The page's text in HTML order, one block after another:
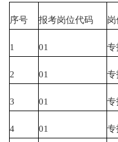
序号 报考岗位代码
1 01 专
2 01 专
3 01 专
4 01 专